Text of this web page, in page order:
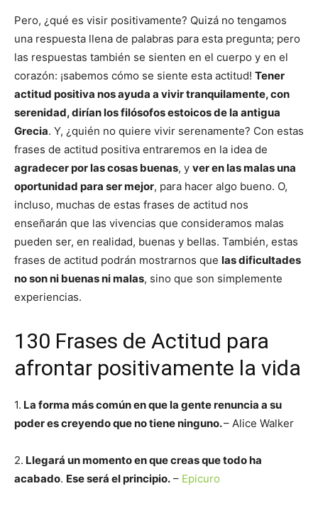
Pero, ¿qué es visir positivamente? Quizá no tengamos
una respuesta llena de palabras para esta pregunta; pero
las respuestas también se sienten en el cuerpo y en el
corazón: ¡sabemos cómo se siente esta actitud! Tener
actitud positiva nos ayuda a vivir tranquilamente, con
serenidad, dirían los filósofos estoicos de la antigua
Grecia. Y, ¿quién no quiere vivir serenamente? Con estas
frases de actitud positiva entraremos en la idea de
agradecer por las cosas buenas, y ver en las malas una
oportunidad para ser mejor, para hacer algo bueno. O,
incluso, muchas de estas frases de actitud nos
enseñarán que las vivencias que consideramos malas
pueden ser, en realidad, buenas y bellas. También, estas
frases de actitud podrán mostrarnos que las dificultades
no son ni buenas ni malas, sino que son simplemente
experiencias.
130 Frases de Actitud para
afrontar positivamente la vida
1. La forma más común en que la gente renuncia a su
poder es creyendo que no tiene ninguno.– Alice Walker
2. Llegará un momento en que creas que todo ha
acabado. Ese será el principio. – Epicuro